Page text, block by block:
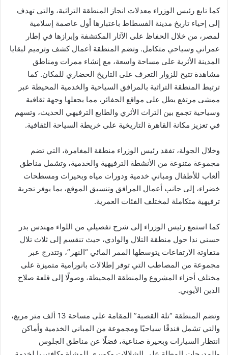
كما تابع رئيس الوزراء معدلات انجاز المنطقة التراثية، والتي تهدف
إلى إحياء تاريخ مدينة الفسطاط باعتبارها أول عاصمة إسلامية
لمصر، من خلال الحفاظ على الآثار المكتشفة وإبرازها في إطار
عمراني وسياحي متكامل. وتضم المنطقة أعمال كشف وترميم لبقايا
المدينة الأثرية على مساحة واسعة، مع إنشاء ممرات ومناطق
مشاهدة تتيح للزوار التعرف على التاريخ الحضاري للمكان. كما
ترتبط المنطقة التراثية بالمرافق السياحية والخدمية المحيطة عبر
ممشى مرتفع يطل على مواقع الحفائر، مما يجعلها وجهة ثقافية
وسياحية تجمع بين التراث الأثري والطابع الترفيهي الحديث، وتسهم
في تعزيز مكانة القاهرة التاريخية على خريطة السياحة الثقافية.
وخلال الجولة، تفقد رئيس الوزراء منطقة المغامرة، التي تضم
مجموعة متنوعة من الأنشطة الترفيهية والخدمية، وتشمل مناطق
ألعاب للأطفال ومباني خدمية ودورات مياه وبحيرات ومسطحات
خضراء، إلى جانب أعمال المرافق وتنسيق الموقع، بما يوفر تجربة
ترفيهية متكاملة لمختلف الفئات العمرية.
كما استمع رئيس الوزراء إلى شرح تفصيلي من اللواء مهندس بدر
حسني ندا حول منطقة التلال والوادي، حيث تنقسم إلى ثلاث تلال
متفاوتة الارتفاعات يتوسطها الممر المائي “النهر”، وتتدرج عبر
مجموعة من المصاطب التي توفر إطلالات بانورامية متميزة على
مختلف أجزاء المشروع والمنطقة المحيطة، وصولًا إلى قلعة صلاح
الدين الأيوبي.
وتضم المنطقة “تلة القصبة” المقامة على مساحة 13 ألف متر مربع،
والتي تشمل فندقًا سياحيًا ومجموعة من المباني الخدمية وأماكن
انتظار السيارات وبحيرة صناعية، فضلًا عن مناطق الجلوس